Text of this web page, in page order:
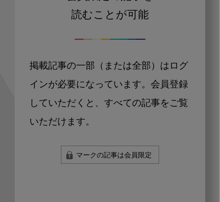
読むことが可能
掲載記事の一部（または全部）はログ
インが必要になっています。会員登録
していただくと、すべての記事をご覧
いただけます。
マークの記事は会員限定